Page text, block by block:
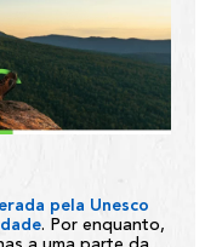
pela Unesco
. Por enquanto,